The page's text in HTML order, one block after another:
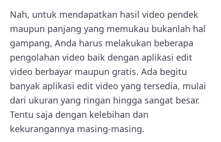
Nah, untuk mendapatkan hasil video pendek
maupun panjang yang memukau bukanlah hal
gampang, Anda harus melakukan beberapa
pengolahan video baik dengan aplikasi edit
video berbayar maupun gratis. Ada begitu
banyak aplikasi edit video yang tersedia, mulai
dari ukuran yang ringan hingga sangat besar.
Tentu saja dengan kelebihan dan
kekurangannya masing-masing.